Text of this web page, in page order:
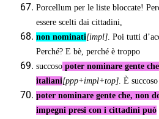
Porcellum per le liste bloccate!
essere scelti dai cittadini,
non nominati[impl]. Poi tutti
Perché? E bè, perché è troppo
succosopoter nominare gente
italiani[ppp+impl+top]. È succoso
poter nominare gente che, non
impegni presi con i cittadini può